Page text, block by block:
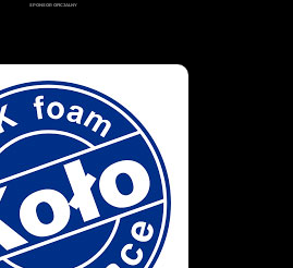
SPONSOR OFICJALNY